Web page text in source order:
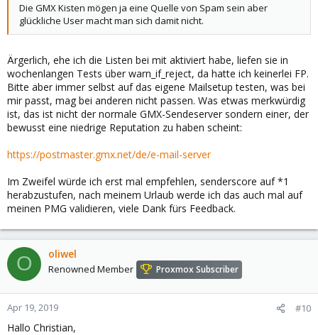
Die GMX Kisten mögen ja eine Quelle von Spam sein aber
glückliche User macht man sich damit nicht.
Ärgerlich, ehe ich die Listen bei mit aktiviert habe, liefen sie in
wochenlangen Tests über warn_if_reject, da hatte ich keinerlei FP.
Bitte aber immer selbst auf das eigene Mailsetup testen, was bei
mir passt, mag bei anderen nicht passen. Was etwas merkwürdig
ist, das ist nicht der normale GMX-Sendeserver sondern einer, der
bewusst eine niedrige Reputation zu haben scheint:
https://postmaster.gmx.net/de/e-mail-server
Im Zweifel würde ich erst mal empfehlen, senderscore auf *1
herabzustufen, nach meinem Urlaub werde ich das auch mal auf
meinen PMG validieren, viele Dank fürs Feedback.
O oliwel
Renowned Member Proxmox Subscriber
Apr 19, 2019 #10
Hallo Christian,